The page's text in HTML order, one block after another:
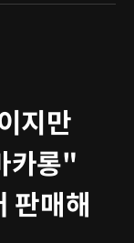
지만
카롱"
판매해